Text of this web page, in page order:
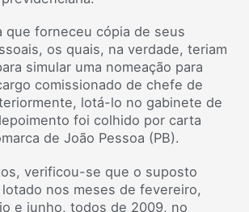
que forneceu cópia de seus
os quais, na verdade, teriam
simular uma nomeação para
comissionado de chefe de
lotá-lo no gabinete de
foi colhido por carta
de João Pessoa (PB).
verificou-se que o suposto
nos meses de fevereiro,
e junho, todos de 2009, no